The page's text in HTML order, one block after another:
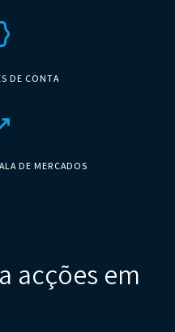
DE CONTA
DE MERCADOS
acções em